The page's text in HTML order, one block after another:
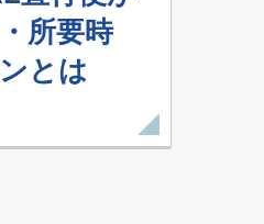
所要時
とは